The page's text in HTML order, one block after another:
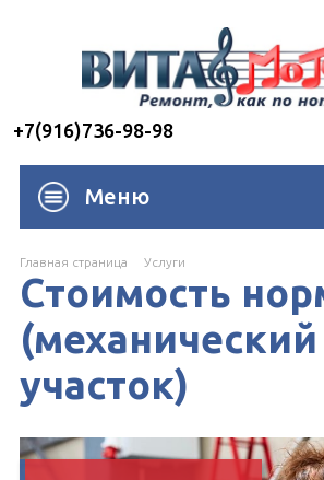
+7(916)736-98-98
Меню
Главная страница Услуги
Стоимость
(механический
участок)